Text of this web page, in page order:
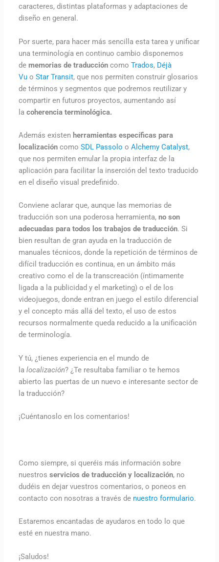
caracteres, distintas plataformas y adaptaciones de
diseño en general.
Por suerte, para hacer más sencilla esta tarea y unificar
una terminología en continuo cambio disponemos
de memorias de traducción como Trados, Déjà
Vuo Star Transit, que nos permiten construir glosarios
de términos y segmentos que podremos reutilizar y
compartir en futuros proyectos, aumentando así
la coherencia terminológica.
Además existen herramientas específicas para
localizacióncomo SDL Passolo o Alchemy Catalyst,
que nos permiten emular la propia interfaz de la
aplicación para facilitar la inserción del texto traducido
en el diseño visual predefinido.
Conviene aclarar que, aunque las memorias de
traducción son una poderosa herramienta, no son
adecuadas para todos los trabajos de traducción. Si
bien resultan de gran ayuda en la traducción de
manuales técnicos, donde la repetición de términos de
difícil traducción es continua, en un ámbito más
creativo como el de la transcreación (íntimamente
ligada a la publicidad y el marketing) o el de los
videojuegos, donde entran en juego el estilo diferencial
y el concepto más allá del texto, el uso de estos
recursos normalmente queda reducido a la unificación
de terminología.
Y tú, ¿tienes experiencia en el mundo de
la localización? ¿Te resultaba familiar o te hemos
abierto las puertas de un nuevo e interesante sector de
la traducción?
¡Cuéntanoslo en los comentarios!
Como siempre, si queréis más información sobre
nuestros servicios de traducción y localización, no
dudéis en dejar vuestros comentarios, o poneos en
contacto con nosotras a través de nuestro formulario.
Estaremos encantadas de ayudaros en todo lo que
esté en nuestra mano.
¡Saludos!